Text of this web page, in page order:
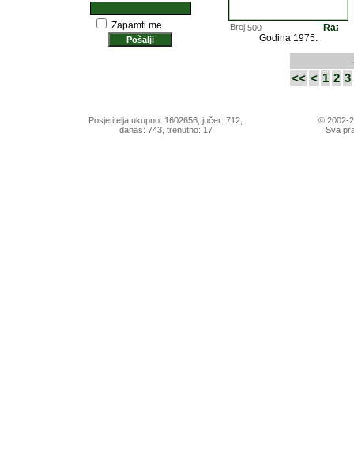
Zapamti me 500
Godina 1975.
<< < 1 2 3
Posjetitelja ukupno: 1602656, jučer: 712,
danas: 743, trenutno: 17
© 2002-
Sva